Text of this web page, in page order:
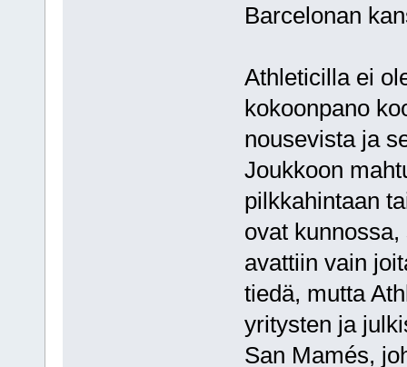
Barcelonan
Athleticilla ei
kokoonpano
nousevista ja
Joukkoon
pilkkahintaan
ovat
avattiin vain
tiedä, mutta
yritysten ja
San Mamés,